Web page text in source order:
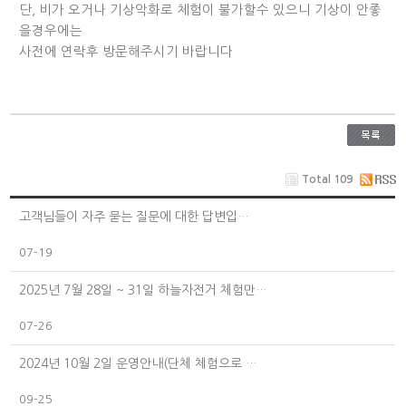
단, 비가 오거나 기상악화로 체험이 불가할수 있으니 기상이 안좋
을경우에는
사전에 연락후 방문해주시기 바랍니다
Total 109
고객님들이 자주 묻는 질문에 대한 답변입…
07-19
2025년 7월 28일 ~ 31일 하늘자전거 체험만…
07-26
2024년 10월 2일 운영안내(단체 체험으로 …
09-25